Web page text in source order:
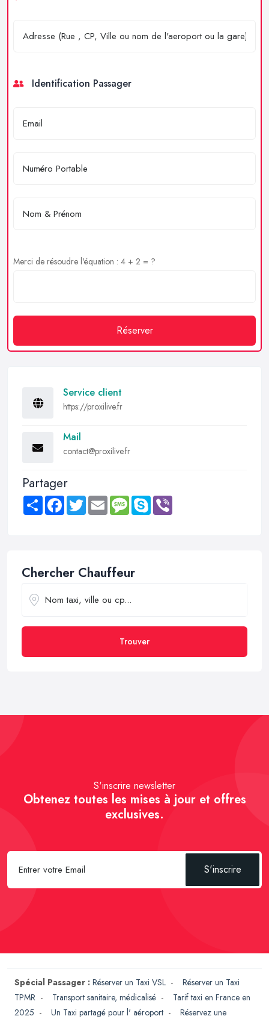
Identification Passager
Merci de résoudre l'équation : 4 + 2 = ?
Réserver
Service client
https://proxilive.fr
Mail
contact@proxilive.fr
Partager
Share FacebookTwitter Email MessageSkype
Chercher Chauffeur
Trouver
S'inscrire newsletter
Obtenez toutes les mises à jour et offres
exclusives.
S'inscrire
Spécial Passager : Réserver un Taxi VSL - Réserver un Taxi
TPMR - Transport sanitaire, médicalisé - Tarif taxi en France en
2025 - Un Taxi partagé pour l' aéroport - Réservez une